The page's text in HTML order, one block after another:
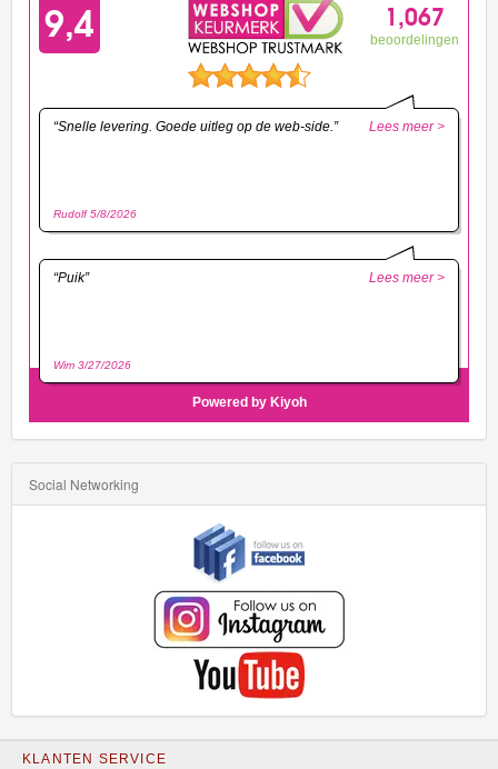
Social Networking
KLANTEN SERVICE